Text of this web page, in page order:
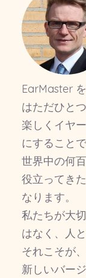
EarMaster
はただひと
楽しくイヤ
にすることで
世界中の何
役立ってき
なります。
私たちが大
はなく、人
それこそが
新しいバー